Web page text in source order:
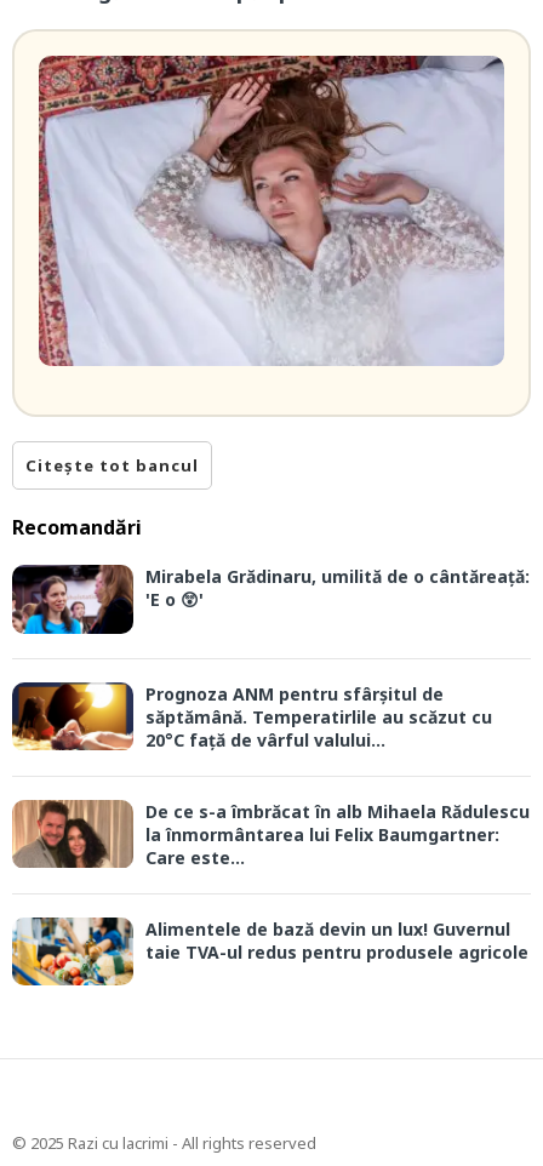
Citește tot bancul
Recomandări
Mirabela Grădinaru, umilită de o cântăreață:
'E o 😲'
Prognoza ANM pentru sfârșitul de
săptămână. Temperatirlile au scăzut cu
20°C față de vârful valului...
De ce s-a îmbrăcat în alb Mihaela Rădulescu
la înmormântarea lui Felix Baumgartner:
Care este...
Alimentele de bază devin un lux! Guvernul
taie TVA-ul redus pentru produsele agricole
© 2025 Razi cu lacrimi - All rights reserved